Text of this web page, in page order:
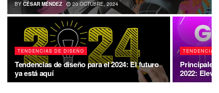
BY CÉSAR MÉNDEZ 20 OCTUBRE, 2024
TENDENCIAS DE DISEÑO
Tendencias de diseño para el 2024: El futuro
ya está aquí
Principales
2022: